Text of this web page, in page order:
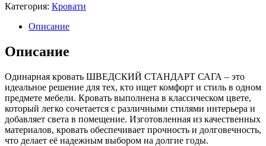
Категория: Кровати
Описание
Описание
Одинарная кровать ШВЕДСКИЙ СТАНДАРТ САГА – это
идеальное решение для тех, кто ищет комфорт и стиль в одном
предмете мебели. Кровать выполнена в классическом цвете,
который легко сочетается с различными стилями интерьера и
добавляет света в помещение. Изготовленная из качественных
материалов, кровать обеспечивает прочность и долговечность,
что делает её надежным выбором на долгие годы.